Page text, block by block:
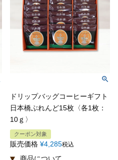
ドリップバッグコーヒーギフト
日本橋ぶれんど15枚〈各1枚：
10ｇ〉
クーポン対象
販売価格 ¥4,285税込